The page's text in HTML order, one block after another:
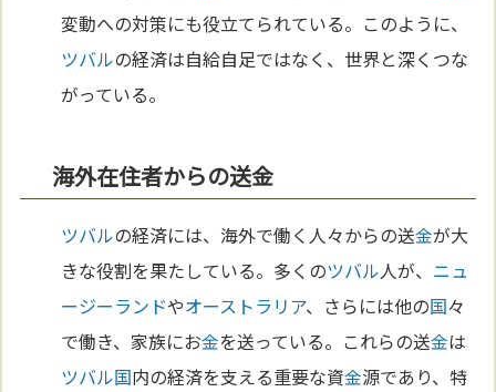
変動への対策にも役立てられている。このように、
ツバルの経済は自給自足ではなく、世界と深くつな
がっている。
海外在住者からの送金
ツバルの経済には、海外で働く人々からの送金が大
きな役割を果たしている。多くのツバル人が、 ニュ
ージーランドやオーストラリア、さらには他の国々
で働き、家族にお金を送っている。これらの送金は
ツバル国内の経済を支える重要な資金源であり、特